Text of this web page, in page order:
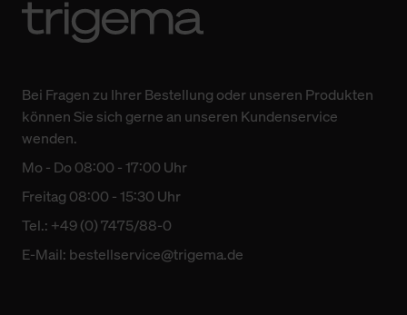
Bei Fragen zu Ihrer Bestellung oder unseren Produkten
können Sie sich gerne an unseren Kundenservice
wenden.
Mo - Do 08:00 - 17:00 Uhr
Freitag 08:00 - 15:30 Uhr
Tel.: +49 (0) 7475/88-0
E-Mail: bestellservice@trigema.de